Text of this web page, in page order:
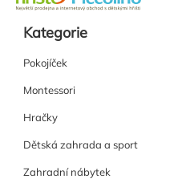
Kategorie
Pokojíček
Montessori
Hračky
Dětská zahrada a sport
Zahradní nábytek